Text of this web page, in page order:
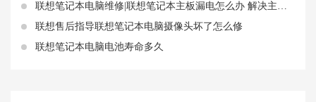
联想笔记本电脑维修|联想笔记本主板漏电怎么办 解决主板漏电的方法是什么
联想售后指导联想笔记本电脑摄像头坏了怎么修
联想笔记本电脑电池寿命多久